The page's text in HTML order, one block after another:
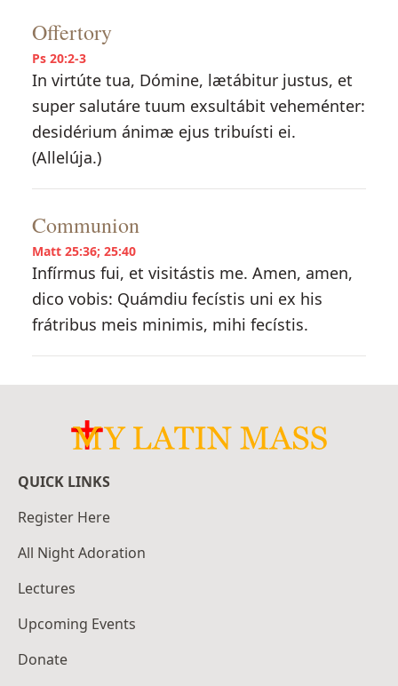
Offertory
Ps 20:2-3
In virtúte tua, Dómine, lætábitur justus, et
super salutáre tuum exsultábit veheménter:
desidérium ánimæ ejus tribuísti ei.
(Allelúja.)
Communion
Matt 25:36; 25:40
Infírmus fui, et visitástis me. Amen, amen,
dico vobis: Quámdiu fecístis uni ex his
frátribus meis minimis, mihi fecístis.
QUICK LINKS
Register Here
All Night Adoration
Lectures
Upcoming Events
Donate